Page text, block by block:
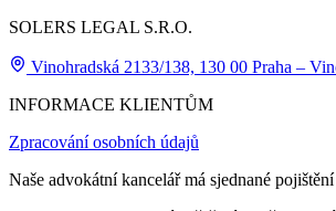
SOLERS LEGAL S.R.O.
Vinohradská 2133/138, 130 00 Praha –
INFORMACE KLIENTŮM
Zpracování osobních údajů
Naše advokátní kancelář má sjednané